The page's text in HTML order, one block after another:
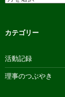
稿
カ
カテゴリー
活動記録
理事のつぶやき